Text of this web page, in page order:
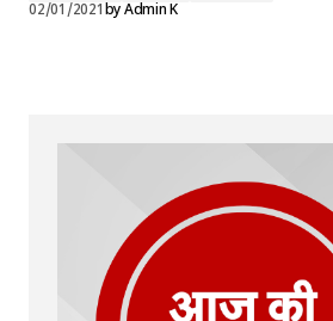
02/01/2021byAdmin K